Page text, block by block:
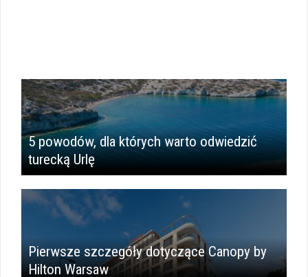
5 powodów, dla których warto odwiedzić
turecką Urlę
Pierwsze szczegóły dotyczące Canopy by
Hilton Warsaw